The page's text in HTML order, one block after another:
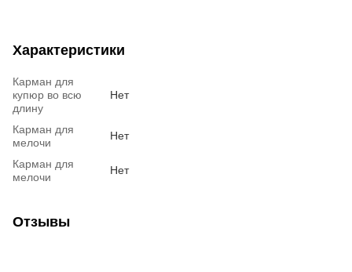
Характеристики
Карман для
купюр во всю
длину
Нет
Карман для
мелочи
Нет
Карман для
мелочи
Нет
Отзывы